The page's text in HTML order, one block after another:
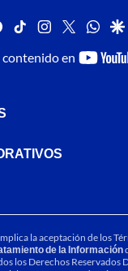
facebook
tiktok instagram
twitter
contenido en
la aceptación de los
de la Información
los Derechos Reservados